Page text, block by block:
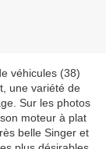
véhicules (38)
une variété de
Sur les photos
moteur à plat
belle Singer et